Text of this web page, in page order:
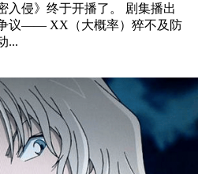
入侵》终于开播了。 剧集播出
议—— XX（大概率）猝不及防
...